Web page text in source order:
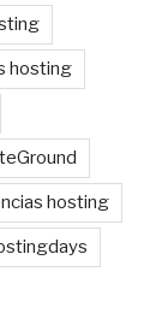
hosting
hosting